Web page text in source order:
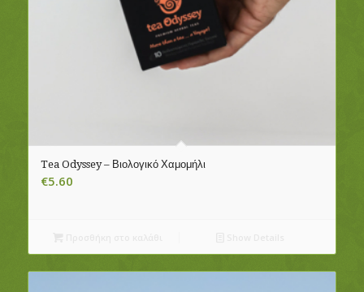
Tea Odyssey – Βιολογικό Χαμομήλι
€5.60